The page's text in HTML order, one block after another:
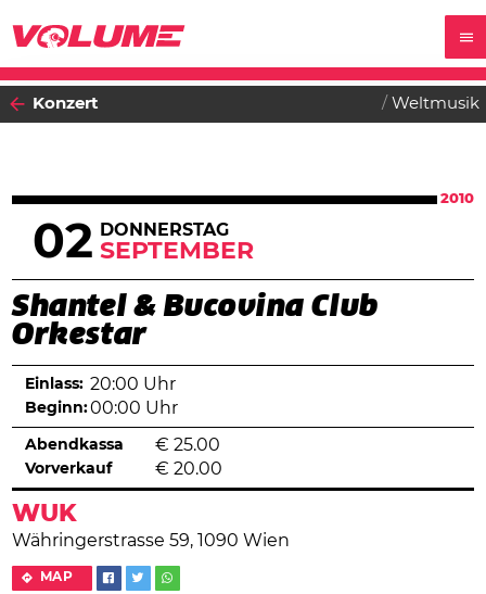
Konzert Weltmusik
2010
02 DONNERSTAG
SEPTEMBER
Shantel & Bucovina Club
Orkestar
WUK
Währingerstrasse 59, 1090 Wien
MAP
Einlass: 20:00 Uhr
Beginn:00:00 Uhr
Abendkassa € 25.00
Vorverkauf € 20.00